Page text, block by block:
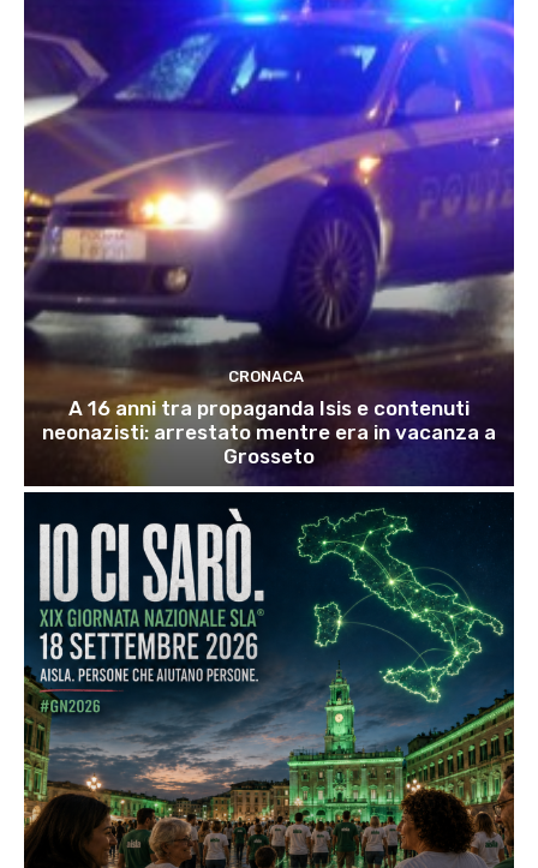
CRONACA
A 16 anni tra propaganda Isis e contenuti
neonazisti: arrestato mentre era in vacanza a
Grosseto